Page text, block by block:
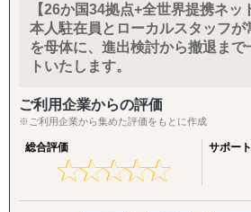
『INTERForce｜海外進出伴走サポー
↳ 海外事業を貴社の海外事業担当者
ビス』
↳ 海外営業支援TEAMによる現地営業
『LocaResearch（ロカリサーチ）
ビス』
↳「どの国で売るか」から「誰に売
【26か国34拠点+全世界提携ネッ
本人駐在員とローカルスタッフが
を母体に、進出検討から撤退まで
トいたします。
ご利用企業からの評価
※ご利用企業から集めた評価をもとに作成
総合評価
★★★★★
★★★★★
サポー